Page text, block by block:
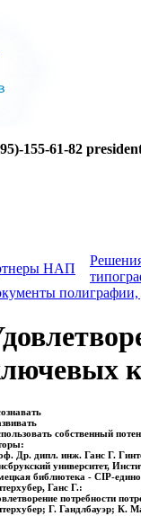
155-61-82
НАП
полиграфии,
собственный
Др. дипл. инж. Ганс Г.
университет,
библиотека - CIP-
Ганс Г.:
потребности
Г. Гандлбауэр; К.